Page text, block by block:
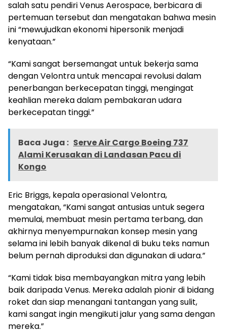
salah satu pendiri Venus Aerospace, berbicara di
pertemuan tersebut dan mengatakan bahwa mesin
ini “mewujudkan ekonomi hipersonik menjadi
kenyataan.”
“Kami sangat bersemangat untuk bekerja sama
dengan Velontra untuk mencapai revolusi dalam
penerbangan berkecepatan tinggi, mengingat
keahlian mereka dalam pembakaran udara
berkecepatan tinggi.”
Baca Juga : Serve Air Cargo Boeing 737
Alami Kerusakan di Landasan Pacu di
Kongo
Eric Briggs, kepala operasional Velontra,
mengatakan, “Kami sangat antusias untuk segera
memulai, membuat mesin pertama terbang, dan
akhirnya menyempurnakan konsep mesin yang
selama ini lebih banyak dikenal di buku teks namun
belum pernah diproduksi dan digunakan di udara.”
“Kami tidak bisa membayangkan mitra yang lebih
baik daripada Venus. Mereka adalah pionir di bidang
roket dan siap menangani tantangan yang sulit,
kami sangat ingin mengikuti jalur yang sama dengan
mereka.”